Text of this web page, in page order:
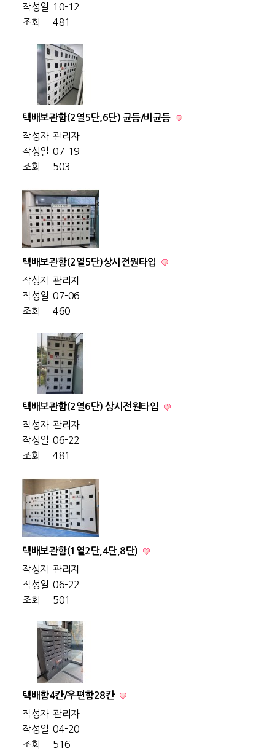
작성일 10-12
조회
481
택배보관함(2열5단,6단) 균등/비균등
작성자 관리자
작성일 07-19
조회
503
택배보관함(2열5단)상시전원타입
작성자 관리자
작성일 07-06
조회
460
택배보관함(2열6단) 상시전원타입
작성자 관리자
작성일 06-22
조회
481
택배보관함(1열2단,4단,8단)
작성자 관리자
작성일 06-22
조회
501
택배함4칸/우편함28칸
작성자 관리자
작성일 04-20
조회
516